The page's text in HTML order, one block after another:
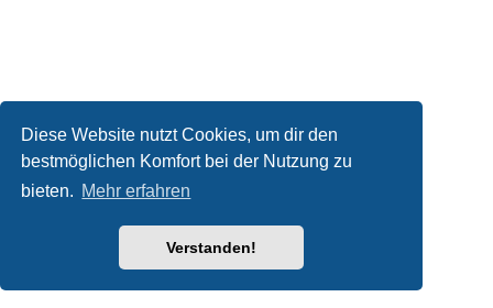
Diese Website nutzt Cookies, um dir den
bestmöglichen Komfort bei der Nutzung zu
bieten. Mehr erfahren
Verstanden!